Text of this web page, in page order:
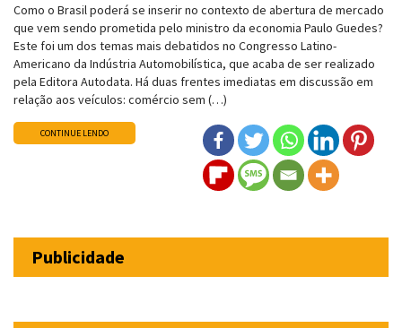
Como o Brasil poderá se inserir no contexto de abertura de mercado
que vem sendo prometida pelo ministro da economia Paulo Guedes?
Este foi um dos temas mais debatidos no Congresso Latino-
Americano da Indústria Automobilística, que acaba de ser realizado
pela Editora Autodata. Há duas frentes imediatas em discussão em
relação aos veículos: comércio sem (…)
CONTINUE LENDO
Publicidade